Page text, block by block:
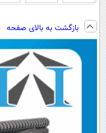
بازگشت به بالای صفحه